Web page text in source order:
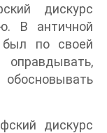
дискурс
В античной
по своей
дискурс